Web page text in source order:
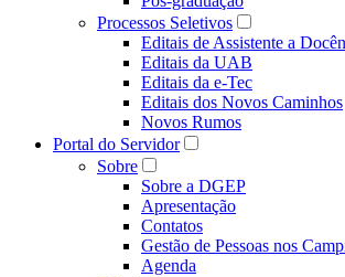
Processos Seletivos
Editais de Assistente a
Editais da UAB
Editais da e-Tec
Editais dos Novos Caminhos
Novos Rumos
Portal do Servidor
Sobre
Sobre a DGEP
Apresentação
Contatos
Gestão de Pessoas nos
Agenda